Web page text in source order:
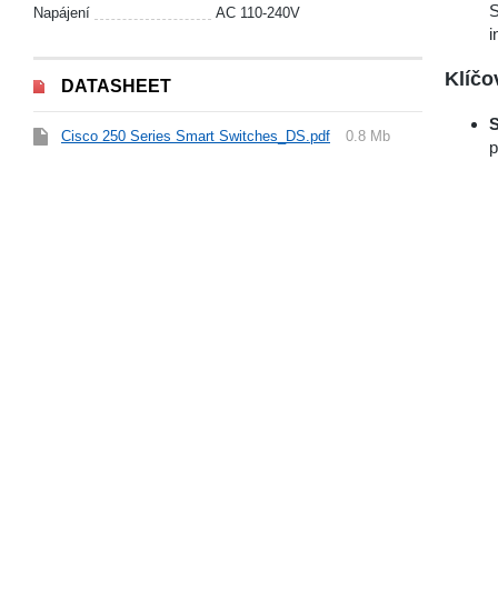
Napájení AC 110-240V
DATASHEET
Cisco 250 Series Smart Switches_DS.pdf 0.8 Mb